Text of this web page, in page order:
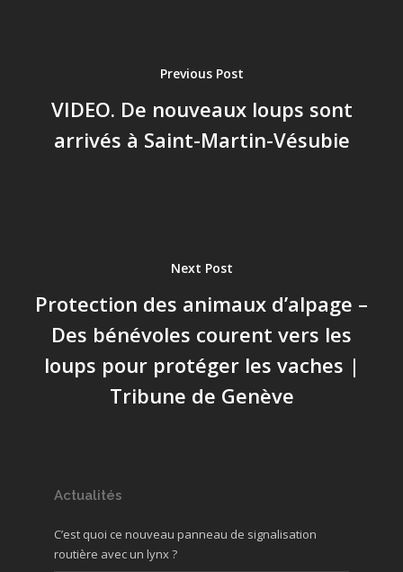
Previous Post
VIDEO. De nouveaux loups sont
arrivés à Saint-Martin-Vésubie
Next Post
Protection des animaux d’alpage –
Des bénévoles courent vers les
loups pour protéger les vaches |
Tribune de Genève
Actualités
C’est quoi ce nouveau panneau de signalisation
routière avec un lynx ?